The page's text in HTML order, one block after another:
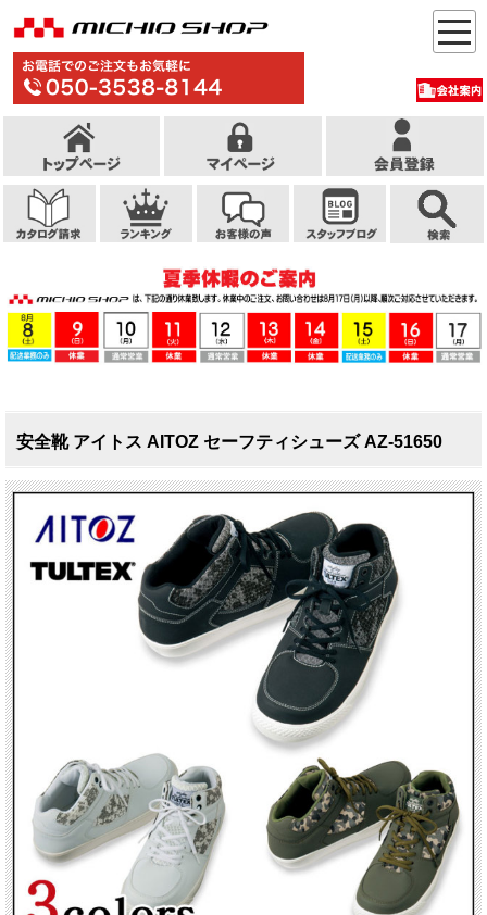
安全靴 アイトス AITOZ セーフティシューズ AZ-51650